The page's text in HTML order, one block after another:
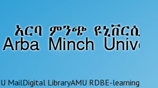
MailDigital LibraryAMU RDBE-learning